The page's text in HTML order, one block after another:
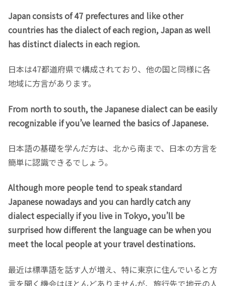
Japan consists of 47 prefectures and like other
countries has the dialect of each region, Japan as well
has distinct dialects in each region.
日本は47都道府県で構成されており、他の国と同様に各
地域に方言があります。
From north to south, the Japanese dialect can be easily
recognizable if you’ve learned the basics of Japanese.
日本語の基礎を学んだ方は、北から南まで、日本の方言を
簡単に認識できるでしょう。
Although more people tend to speak standard
Japanese nowadays and you can hardly catch any
dialect especially if you live in Tokyo, you’ll be
surprised how different the language can be when you
meet the local people at your travel destinations.
最近は標準語を話す人が増え、特に東京に住んでいると方
言を聞く機会はほとんどありませんが、旅行先で地元の人